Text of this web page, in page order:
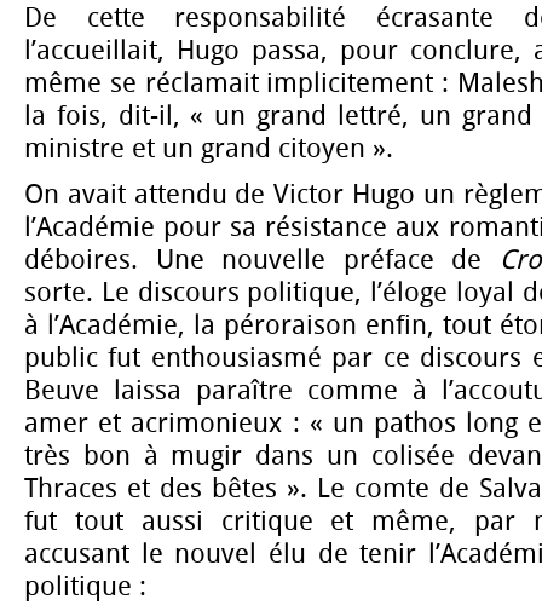
De cette responsabilité écrasante
l’accueillait, Hugo passa, pour
même se réclamait implicitement :
la fois, dit-il, « un grand lettré, un grand
ministre et un grand citoyen ».
On avait attendu de Victor Hugo un
l’Académie pour sa résistance aux
déboires. Une nouvelle préface de
sorte. Le discours politique, l’éloge loyal
à l’Académie, la péroraison enfin, tout
public fut enthousiasmé par ce discours
Beuve laissa paraître comme à
amer et acrimonieux : « un pathos long
très bon à mugir dans un colisée
Thraces et des bêtes ». Le comte de
fut tout aussi critique et même, par
accusant le nouvel élu de tenir
politique :